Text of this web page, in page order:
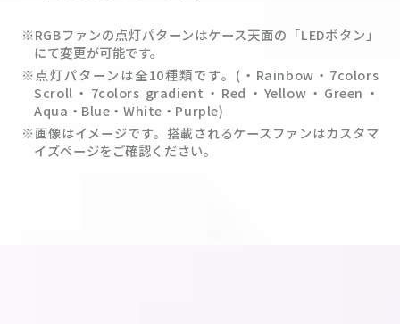
※RGBファンの点灯パターンはケース天面の「LEDボタン」
にて変更が可能です。
※点灯パターンは全10種類です。(・Rainbow・7colors
Scroll・7colors gradient・Red・Yellow・Green・
Aqua・Blue・White・Purple)
※画像はイメージです。搭載されるケースファンはカスタマ
イズページをご確認ください。